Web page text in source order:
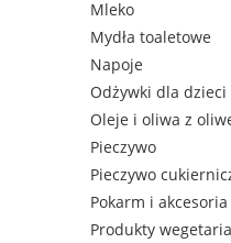
Mleko
Mydła toaletowe
Napoje
Odżywki dla dzieci
Oleje i oliwa z
Pieczywo
Pieczywo
Pokarm i
Produkty